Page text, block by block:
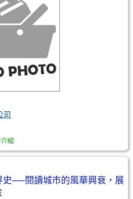
司
紹
──閱讀城市的風華興衰，展